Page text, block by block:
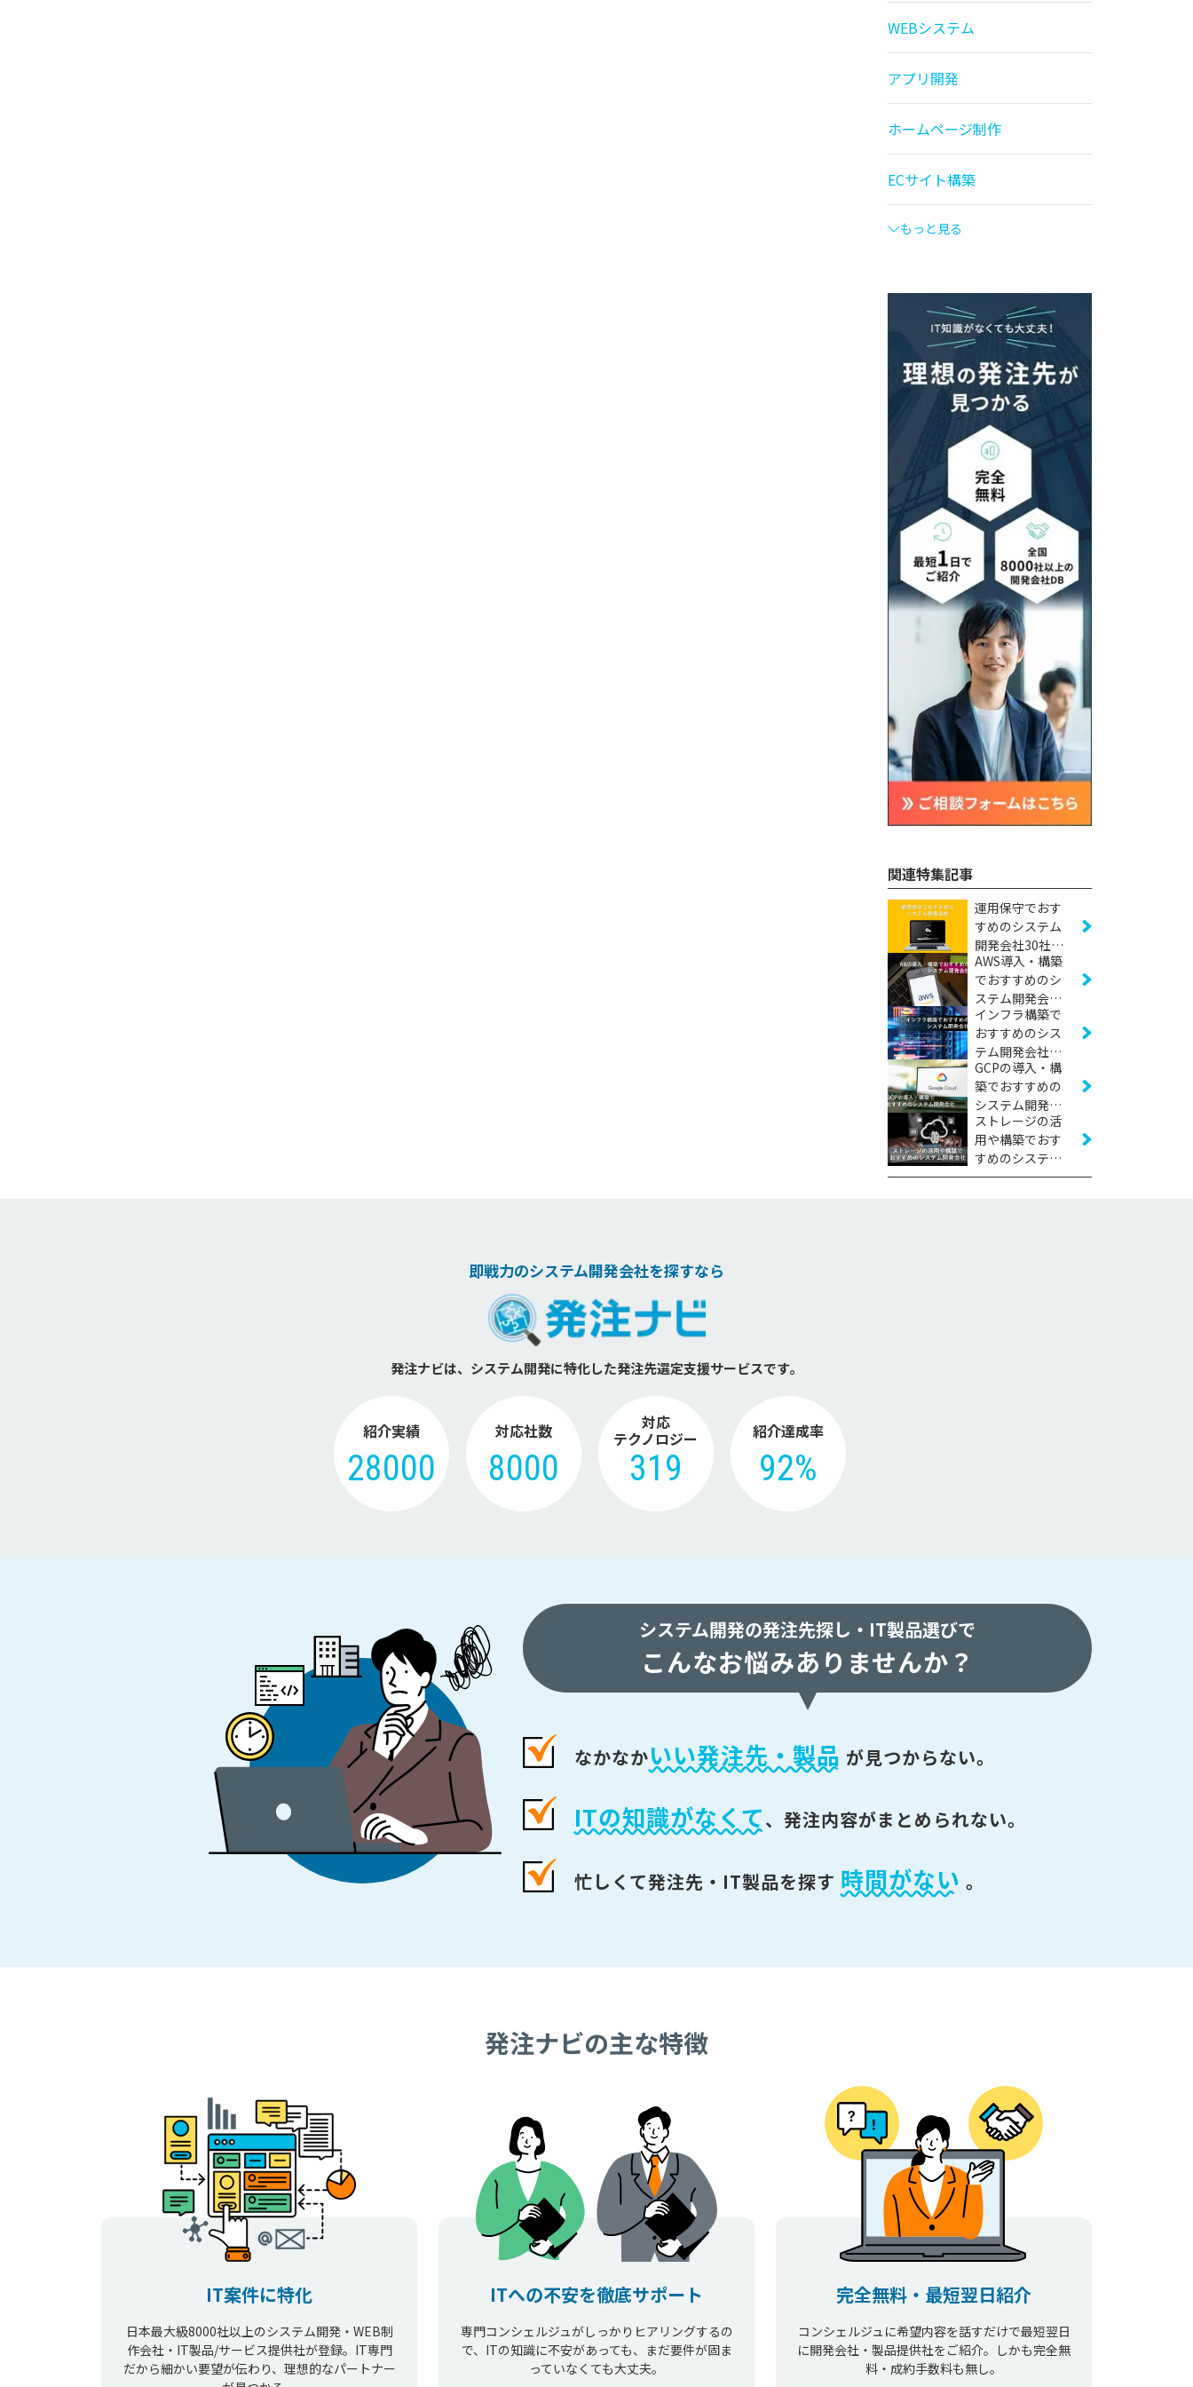
WEBシステム
アプリ開発
ホームページ制作
ECサイト構築
もっと見る
関連特集記事
運用保守でおす
すめのシステム
開発会社30社
【2026年版】
AWS導入・構築
でおすすめのシ
ステム開発会社
23社【2026年
版】
インフラ構築で
おすすめのシス
テム開発会社20
社【2026年版】
GCPの導入・構
築でおすすめの
システム開発会
社17社【2026年
版】
ストレージの活
用や構築でおす
すめのシステム
開発会社5社
即戦力のシステム開発会社を探すなら
発注ナビは、システム開発に特化した発注先選定支援サービスです。
紹介実績
28000
対応社数
8000
対応
テクノロジー
319
紹介達成率
92%
システム開発の発注先探し・ IT製品選びで
こんなお悩みありませんか？
なかなかいい発注先・製品 が見つからない。
ITの知識がなくて、 発注内容がまとめられない。
忙しくて発注先・IT製品を探す 時間がない 。
発注ナビの主な特徴
IT案件に特化
日本最大級8000社以上のシステム開発・WEB制
作会社・IT製品/サービス提供社が登録。IT専門
だから細かい要望が伝わり、理想的なパートナー
ITへの不安を徹底サポート
専門コンシェルジュがしっかりヒアリングするの
で、ITの知識に不安があっても、まだ要件が固ま
っていなくても大丈夫。
完全無料・最短翌日紹介
コンシェルジュに希望内容を話すだけで最短翌日
に開発会社・製品提供社をご紹介。しかも完全無
料・成約手数料も無し。